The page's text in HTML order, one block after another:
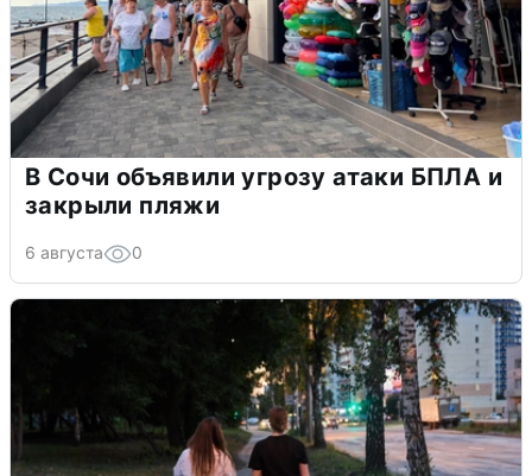
В Сочи объявили угрозу атаки БПЛА и
закрыли пляжи
6 августа 0